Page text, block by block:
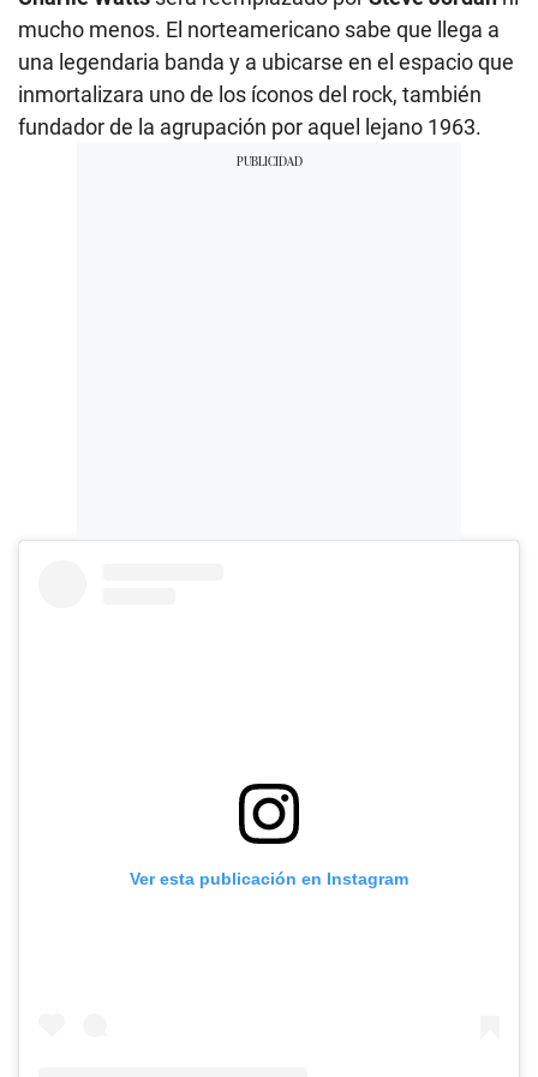
mucho menos. El norteamericano sabe que llega a
una legendaria banda y a ubicarse en el espacio que
inmortalizara uno de los íconos del rock, también
fundador de la agrupación por aquel lejano 1963.
Ver esta publicación en Instagram